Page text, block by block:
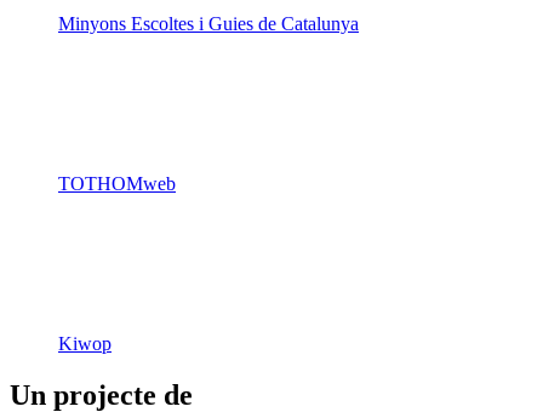
Minyons Escoltes i Guies de Catalunya
TOTHOMweb
Kiwop
Un projecte de